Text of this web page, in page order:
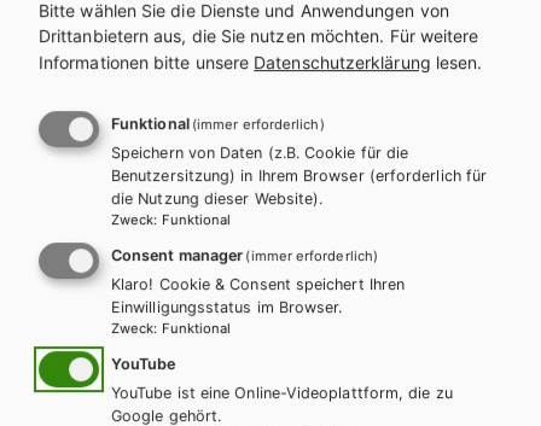
Lehrbuch
Bitte wählen Sie die Dienste und Anwendungen von
Drittanbietern aus, die Sie nutzen möchten. Für weitere
Informationen bitte unsere Datenschutzerklärung lesen.
Funktional (immer erforderlich)
Speichern von Daten (z.B. Cookie für die
Benutzersitzung) in Ihrem Browser (erforderlich für
die Nutzung dieser Website).
Zweck: Funktional
Consent manager (immer erforderlich)
Klaro! Cookie & Consent speichert Ihren
Einwilligungsstatus im Browser.
Zweck: Funktional
YouTube
YouTube ist eine Online-Videoplattform, die zu
Google gehört.